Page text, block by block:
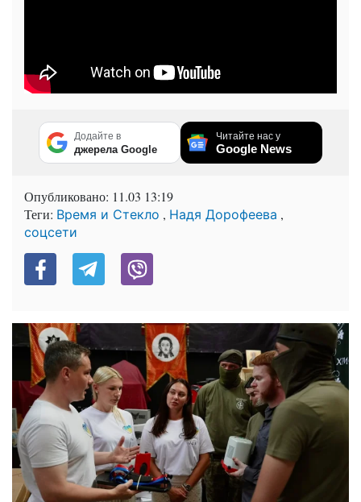
Додайте в
джерела Google
Читайте нас у
Google News
Опубликовано: 11.03 13:19
Теги: Время и Стекло , Надя Дорофеева ,
соцсети